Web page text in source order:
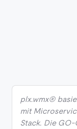
plx.wmx®
mit
Stack. Die